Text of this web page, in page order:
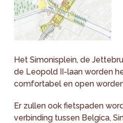
Het Simonisplein, de
de Leopold II-laan worden
comfortabel en open
Er zullen ook fietspaden
verbinding tussen Belgica,